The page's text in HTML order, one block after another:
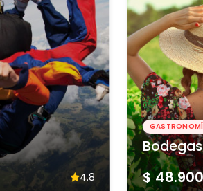
4.8
Bodegas
$ 48.900